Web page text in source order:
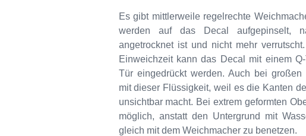
Es gibt mittlerweile regelrechte
werden auf das Decal aufgepinselt,
angetrocknet ist und nicht mehr
Einweichzeit kann das Decal mit einem
Tür eingedrückt werden. Auch bei
mit dieser Flüssigkeit, weil es die Kanten
unsichtbar macht. Bei extrem geformten
möglich, anstatt den Untergrund mit
gleich mit dem Weichmacher zu benetzen.